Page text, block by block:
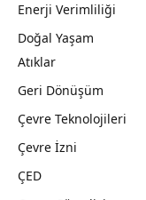
Enerji Verimliliği
Doğal Yaşam
Atıklar
Geri Dönüşüm
Çevre Teknolojileri
Çevre İzni
ÇED